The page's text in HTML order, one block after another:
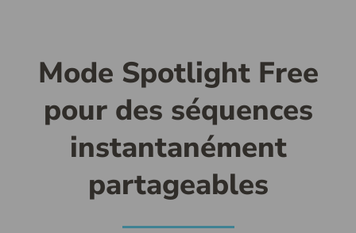
Mode Spotlight Free
pour des séquences
instantanément
partageables